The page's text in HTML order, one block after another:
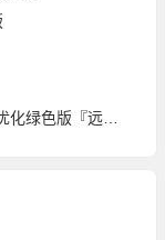
版『远程控制』